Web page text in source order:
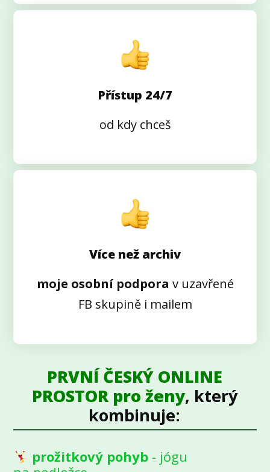
Přístup 24/7
od kdy chceš
Více než archiv
moje osobní podpora v uzavřené
FB skupině i mailem
PRVNÍ ČESKÝ ONLINE
PROSTOR pro ženy, který
kombinuje:
prožitkový pohyb - jógu